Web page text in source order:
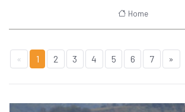
Home
« 1 2 3 4 5 6 7 »